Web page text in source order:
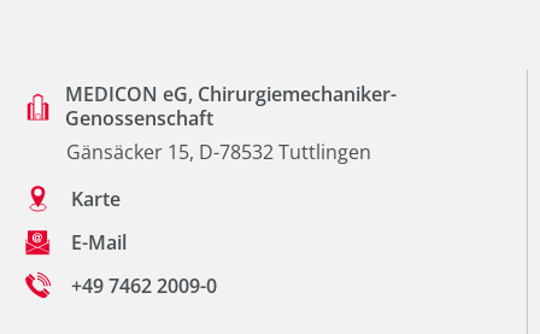
MEDICON eG, Chirurgiemechaniker-
Genossenschaft
Gänsäcker 15, D-78532 Tuttlingen
Karte
E-Mail
+49 7462 2009-0